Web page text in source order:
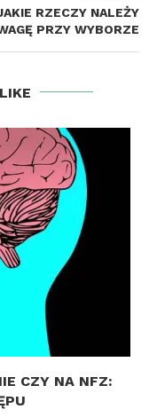
RZECZY NALEŻY
PRZY WYBORZE
CZY NA NFZ: